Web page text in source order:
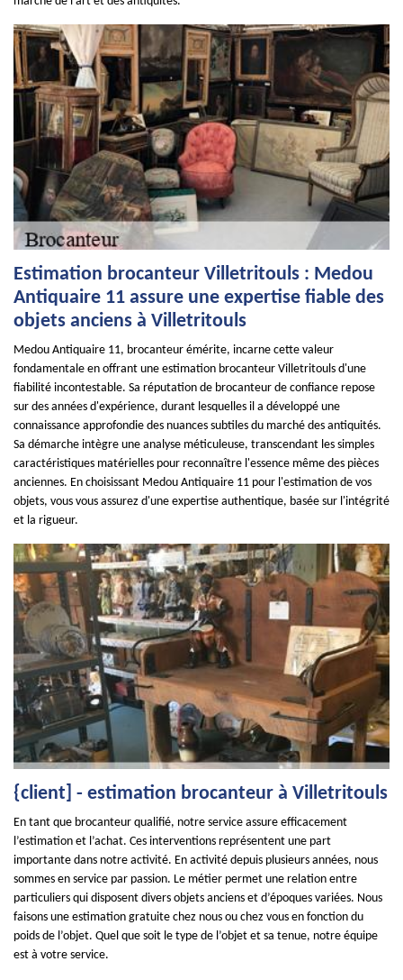
Estimation brocanteur Villetritouls : Medou
Antiquaire 11 assure une expertise fiable des
objets anciens à Villetritouls
Medou Antiquaire 11, brocanteur émérite, incarne cette valeur
fondamentale en offrant une estimation brocanteur Villetritouls d'une
fiabilité incontestable. Sa réputation de brocanteur de confiance repose
sur des années d'expérience, durant lesquelles il a développé une
connaissance approfondie des nuances subtiles du marché des antiquités.
Sa démarche intègre une analyse méticuleuse, transcendant les simples
caractéristiques matérielles pour reconnaître l'essence même des pièces
anciennes. En choisissant Medou Antiquaire 11 pour l'estimation de vos
objets, vous vous assurez d'une expertise authentique, basée sur l'intégrité
et la rigueur.
{client] - estimation brocanteur à Villetritouls
En tant que brocanteur qualifié, notre service assure efficacement
l’estimation et l’achat. Ces interventions représentent une part
importante dans notre activité. En activité depuis plusieurs années, nous
sommes en service par passion. Le métier permet une relation entre
particuliers qui disposent divers objets anciens et d’époques variées. Nous
faisons une estimation gratuite chez nous ou chez vous en fonction du
poids de l’objet. Quel que soit le type de l’objet et sa tenue, notre équipe
est à votre service.